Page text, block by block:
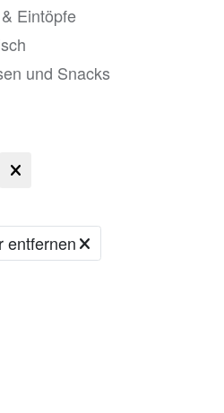
Eintöpfe
und Snacks
entfernen